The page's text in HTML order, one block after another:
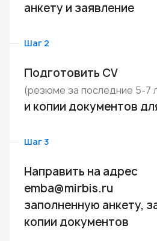
анкету и заявление
Шаг 2
Подготовить CV
(резюме за последние 5-7
и копии документов
Шаг 3
Направить на адрес
emba@mirbis.ru
заполненную анкету,
копии документов